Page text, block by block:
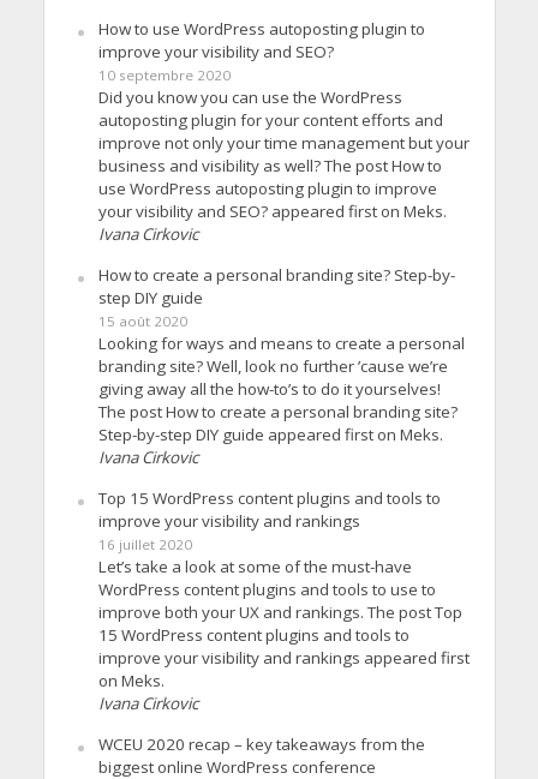
How to use WordPress autoposting plugin to
improve your visibility and SEO?
10 septembre 2020
Did you know you can use the WordPress
autoposting plugin for your content efforts and
improve not only your time management but your
business and visibility as well? The post How to
use WordPress autoposting plugin to improve
your visibility and SEO? appeared first on Meks.
Ivana Cirkovic
How to create a personal branding site? Step-by-
step DIY guide
15 août 2020
Looking for ways and means to create a personal
branding site? Well, look no further ’cause we’re
giving away all the how-to’s to do it yourselves!
The post How to create a personal branding site?
Step-by-step DIY guide appeared first on Meks.
Ivana Cirkovic
Top 15 WordPress content plugins and tools to
improve your visibility and rankings
16 juillet 2020
Let’s take a look at some of the must-have
WordPress content plugins and tools to use to
improve both your UX and rankings. The post Top
15 WordPress content plugins and tools to
improve your visibility and rankings appeared first
on Meks.
Ivana Cirkovic
WCEU 2020 recap – key takeaways from the
biggest online WordPress conference